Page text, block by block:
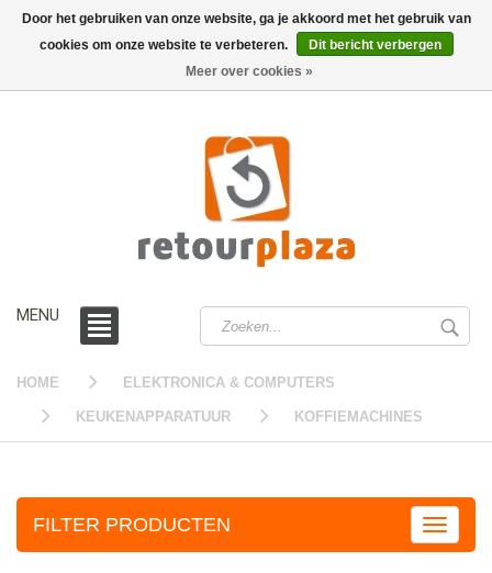
MENU
HOME ELEKTRONICA & COMPUTERS
KEUKENAPPARATUUR KOFFIEMACHINES
FILTER PRODUCTEN
Door het gebruiken van onze website, ga je akkoord met het gebruik van
cookies om onze website te verbeteren.
Dit bericht verbergen
Meer over cookies »